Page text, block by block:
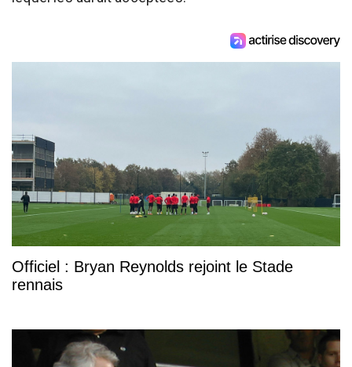
Officiel : Bryan Reynolds rejoint le Stade
rennais